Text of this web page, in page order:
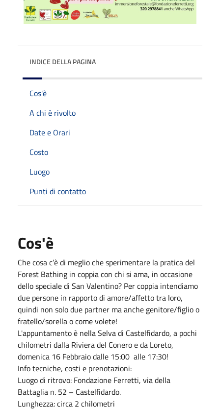
INDICE DELLA PAGINA
Cos'è
A chi è rivolto
Date e Orari
Costo
Luogo
Punti di contatto
Cos'è
Che cosa c’è di meglio che sperimentare la pratica del
Forest Bathing in coppia con chi si ama, in occasione
dello speciale di San Valentino? Per coppia intendiamo
due persone in rapporto di amore/affetto tra loro,
quindi non solo due partner ma anche genitore/figlio o
fratello/sorella o come volete!
L'appuntamento è nella Selva di Castelfidardo, a pochi
chilometri dalla Riviera del Conero e da Loreto,
domenica 16 Febbraio dalle 15:00 alle 17:30!
Info tecniche, costi e prenotazioni:
Luogo di ritrovo: Fondazione Ferretti, via della
Battaglia n. 52 – Castelfidardo.
Lunghezza: circa 2 chilometri